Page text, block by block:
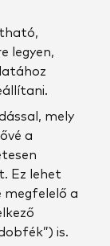
legyen,
mely
a
Ez lehet
megfelelő a
is.